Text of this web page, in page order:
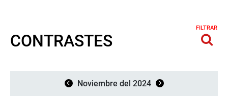
CONTRASTES
FILTRAR
Noviembre del 2024